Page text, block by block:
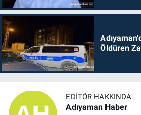
Öldüren
EDITÖR HAKKINDA
Adıyaman Haber